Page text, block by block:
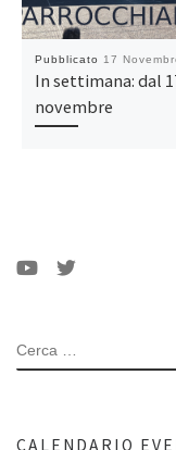
Pubblicato 17
In settimana: dal
novembre
CERCA
CALENDARIO